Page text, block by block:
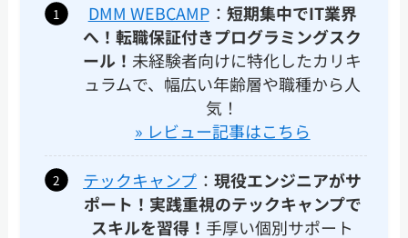
DMM WEBCAMP ： 短期集中でIT業界
へ！転職保証付きプログラミングスク
ール！未経験者向けに特化したカリキ
ュラムで、幅広い年齢層や職種から人
気！
» レビュー記事はこちら
テックキャンプ ：現役エンジニアがサ
ポート！実践重視のテックキャンプで
スキルを習得！ 手厚い個別サポート